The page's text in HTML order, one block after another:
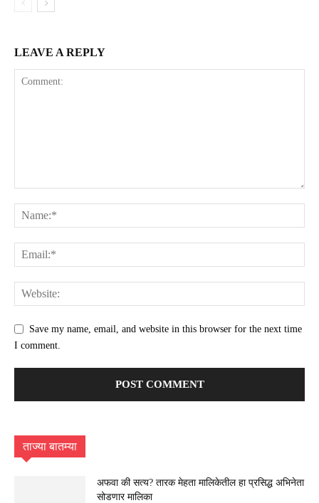
LEAVE A REPLY
Save my name, email, and website in this browser for the next time
I comment.
ताज्या बातम्या
अफवा की सत्य? तारक मेहता मालिकेतील हा प्रसिद्ध अभिनेता
सोडणार मालिका